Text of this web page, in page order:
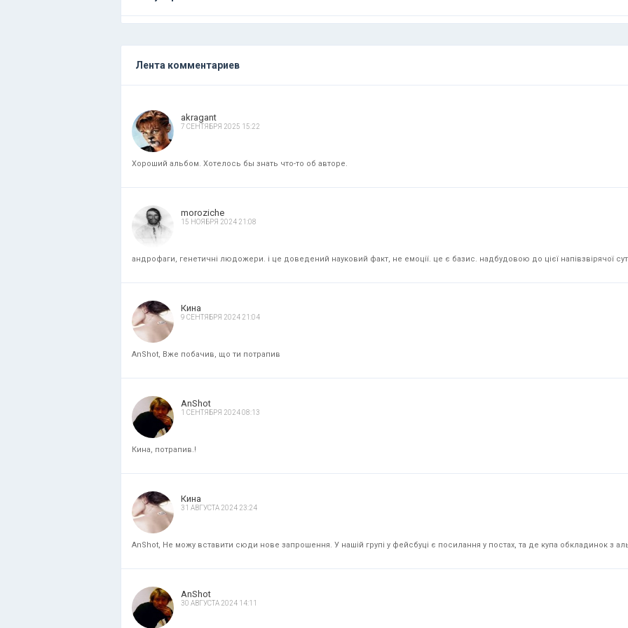
Лента комментариев
akragant
7 СЕНТЯБРЯ 2025 15:22
Хороший альбом. Хотелось бы знать что-то об авторе.
moroziche
15 НОЯБРЯ 2024 21:08
андрофаги, генетичні людожери. і це доведений науковий факт, не емоції. це є базис. надбудовою до цієї напівзвірячої
Кина
9 СЕНТЯБРЯ 2024 21:04
AnShot, Вже побачив, що ти потрапив
AnShot
1 СЕНТЯБРЯ 2024 08:13
Кина, потрапив.!
Кина
31 АВГУСТА 2024 23:24
AnShot, Не можу вставити сюди нове запрошення. У нашій групі у фейсбуці є посилання у постах, та де купа обкладинок з
AnShot
30 АВГУСТА 2024 14:11